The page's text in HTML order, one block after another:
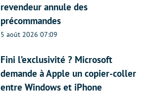
revendeur annule des
précommandes
5 août 2026 07:09
Fini l’exclusivité ? Microsoft
demande à Apple un copier-coller
entre Windows et iPhone